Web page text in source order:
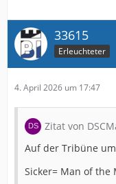
33615
Erleuchteter
4. April 2026 um 17:47
Zitat von
Auf der Tribüne
Sicker= Man of the